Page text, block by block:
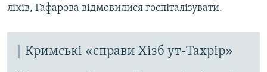
ліків, Гафарова відмовилися госпіталізувати.
Кримські «справи Хізб ут-Тахрір»